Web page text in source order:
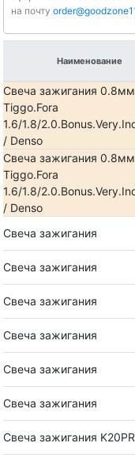
на почту
Наименование
Свеча зажигания
Tiggo.Fora
1.6/1.8/
/ Denso
Свеча зажигания
Tiggo.Fora
1.6/1.8/
/ Denso
Свеча зажигания
Свеча зажигания
Свеча зажигания
Свеча зажигания
Свеча зажигания
Свеча зажигания
Свеча зажигания